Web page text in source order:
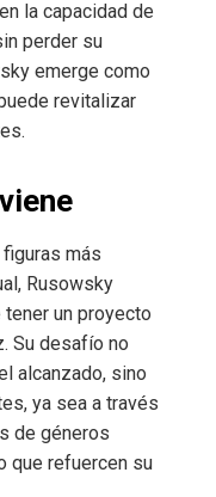
la capacidad de
perder su
emerge como
revitalizar
más
Rusowsky
un proyecto
Su desafío no
alcanzado, sino
ya sea a través
de géneros
que refuercen su